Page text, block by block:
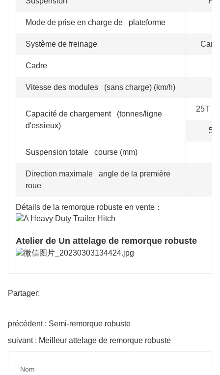
Mode de prise en charge de plateforme
Système de freinage
Cadre
Vitesse des modules (sans charge) (km/h)
Capacité de chargement (tonnes/ligne
d'essieux)
25T
5
Suspension totale course (mm)
Direction maximale angle de la première
roue
Détails de la remorque robuste en vente：
Atelier de Un attelage de remorque robuste
Partager:
précédent : Semi-remorque robuste
suivant : Meilleur attelage de remorque robuste
Nom